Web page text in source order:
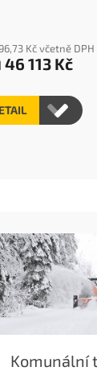
Kč včetně DPH
46 113 Kč
Komunální